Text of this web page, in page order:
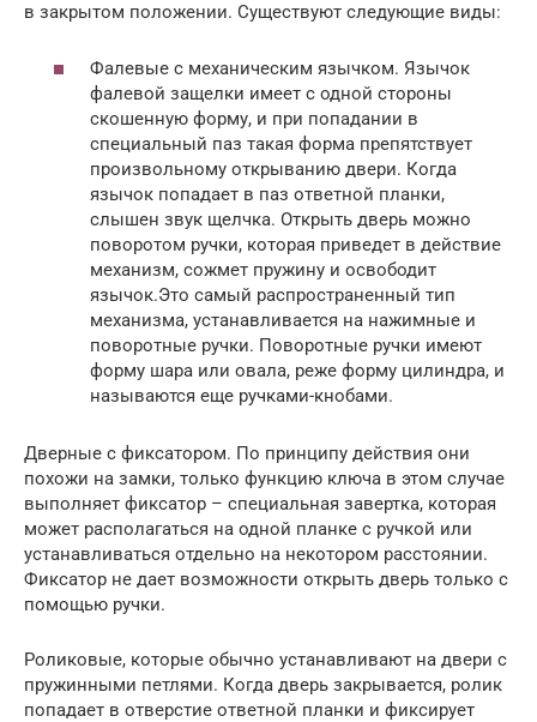
в закрытом положении. Существуют следующие виды:
Фалевые с механическим язычком. Язычок
фалевой защелки имеет с одной стороны
скошенную форму, и при попадании в
специальный паз такая форма препятствует
произвольному открыванию двери. Когда
язычок попадает в паз ответной планки,
слышен звук щелчка. Открыть дверь можно
поворотом ручки, которая приведет в действие
механизм, сожмет пружину и освободит
язычок.Это самый распространенный тип
механизма, устанавливается на нажимные и
поворотные ручки. Поворотные ручки имеют
форму шара или овала, реже форму цилиндра, и
называются еще ручками-кнобами.
Дверные с фиксатором. По принципу действия они
похожи на замки, только функцию ключа в этом случае
выполняет фиксатор – специальная завертка, которая
может располагаться на одной планке с ручкой или
устанавливаться отдельно на некотором расстоянии.
Фиксатор не дает возможности открыть дверь только с
помощью ручки.
Роликовые, которые обычно устанавливают на двери с
пружинными петлями. Когда дверь закрывается, ролик
попадает в отверстие ответной планки и фиксирует